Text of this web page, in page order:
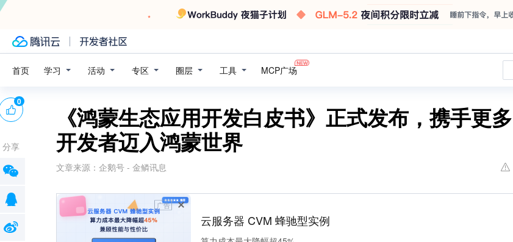
首页 学习 活动 专区 圈层 工具 MCP广场
《鸿蒙生态应用开发白皮书》正式发布，携手更多
开发者迈入鸿蒙世界
文章来源： 企鹅号 - 金鳞讯息
广告
云服务器 CVM 蜂驰型实例
0
分享